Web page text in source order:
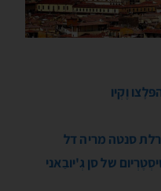
וֶקְיו
סנטה מריה דל
של סן גְ'יובַאני